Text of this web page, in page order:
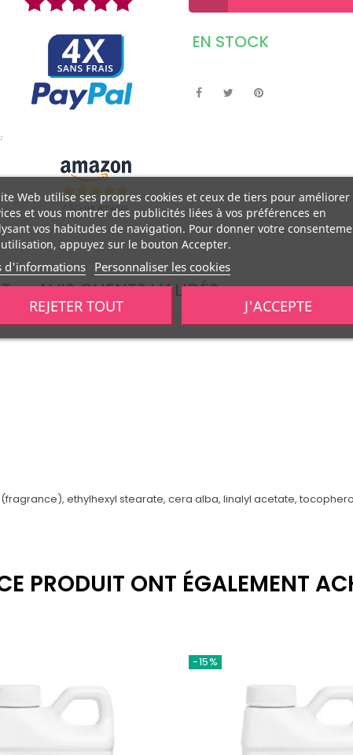
EN STOCK
AVIS CLIENTS VALIDÉS
ethylhexyl stearate, cera alba, linalyl acetate,
PRODUIT ONT ÉGALEMENT
-15%
Web utilise ses propres cookies et ceux de tiers pour améliorer
et vous montrer des publicités liées à vos préférences en
vos habitudes de navigation. Pour donner votre
appuyez sur le bouton Accepter.
d'informations Personnaliser les cookies
REJETER TOUT J'ACCEPTE